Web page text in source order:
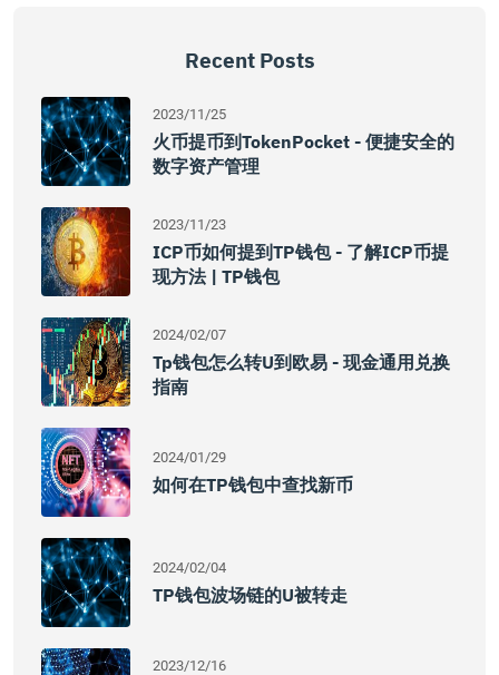
Recent Posts
2023/11/25
火币提币到TokenPocket - 便捷安全的
数字资产管理
2023/11/23
ICP币如何提到TP钱包 - 了解ICP币提
现方法 | TP钱包
2024/02/07
Tp钱包怎么转u到欧易 - 现金通用兑换
指南
2024/01/29
如何在TP钱包中查找新币
2024/02/04
TP钱包波场链的U被转走
2023/12/16